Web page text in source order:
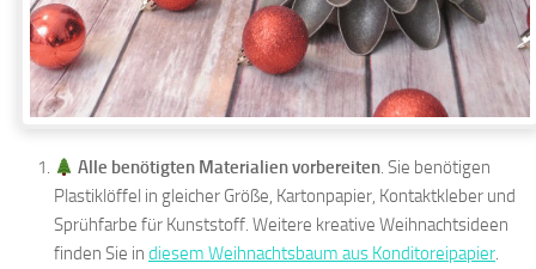
Alle benötigten Materialien vorbereiten. Sie benötigen
Plastiklöffel in gleicher Größe, Kartonpapier, Kontaktkleber und
Sprühfarbe für Kunststoff. Weitere kreative Weihnachtsideen
finden Sie in diesem Weihnachtsbaum aus Konditoreipapier.